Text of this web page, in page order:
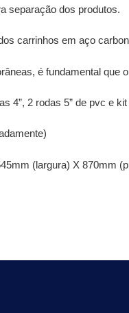
separação dos produtos.
carrinhos em aço
é fundamental que
4”, 2 rodas 5” de pvc e
(largura) X 870mm